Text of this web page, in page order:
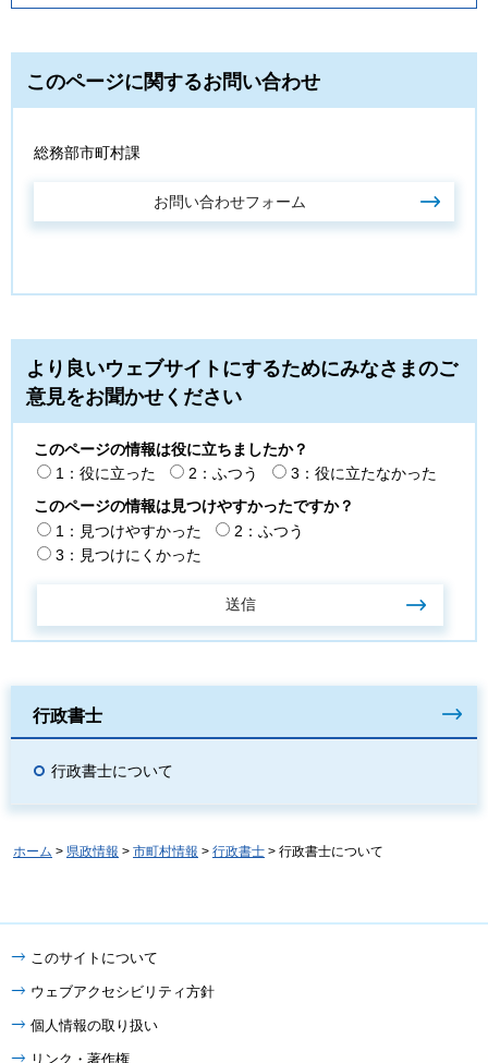
このページに関するお問い合わせ
総務部市町村課
より良いウェブサイトにするためにみなさまのご
意見をお聞かせください
このページの情報は役に立ちましたか？
1：役に立った
2：ふつう
3：役に立たなかった
このページの情報は見つけやすかったですか？
1：見つけやすかった
2：ふつう
3：見つけにくかった
行政書士
行政書士について
ホーム > 県政情報 > 市町村情報 > 行政書士 > 行政書士について
このサイトについて
ウェブアクセシビリティ方針
個人情報の取り扱い
リンク・著作権